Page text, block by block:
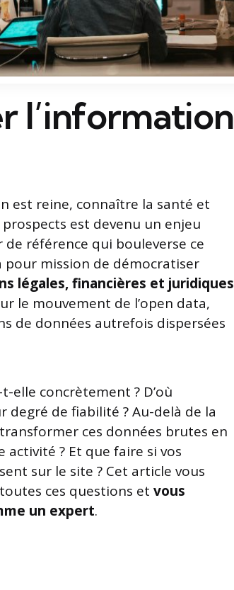
l’information
est reine, connaître la santé et
est devenu un enjeu
de référence qui bouleverse ce
pour mission de démocratiser
légales, financières et juridiques
le mouvement de l’open data,
de données autrefois dispersées
concrètement ? D’où
de fiabilité ? Au-delà de la
ces données brutes en
? Et que faire si vos
sur le site ? Cet article vous
ces questions et vous
un expert.